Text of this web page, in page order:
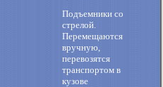
Подъемники со
стрелой.
Перемещаются
вручную,
перевозятся
транспортом в
кузове